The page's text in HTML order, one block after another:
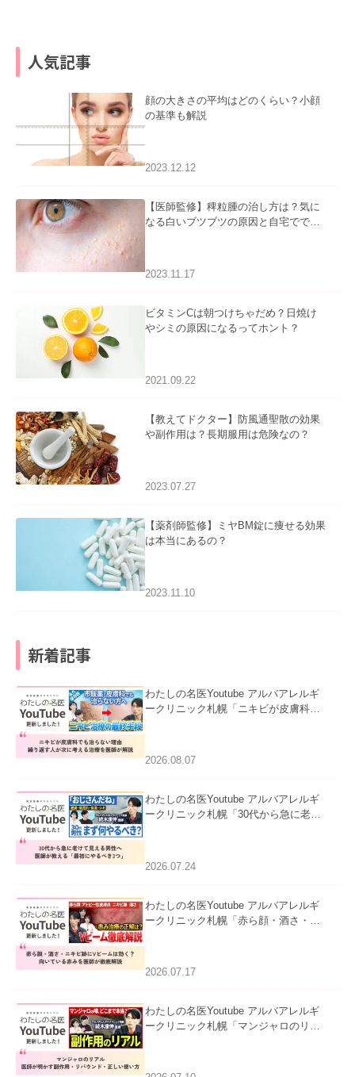
人気記事
顔の大きさの平均はどのくらい？小顔
の基準も解説
2023.12.12
【医師監修】稗粒腫の治し方は？気に
なる白いブツブツの原因と自宅ででき
2023.11.17
ビタミンCは朝つけちゃだめ？日焼け
やシミの原因になるってホント？
2021.09.22
【教えてドクター】防風通聖散の効果
や副作用は？長期服用は危険なの？
2023.07.27
【薬剤師監修】ミヤBM錠に痩せる効果
は本当にあるの？
2023.11.10
新着記事
わたしの名医Youtube アルバアレルギ
ークリニック札幌「ニキビが皮膚科で
ました。
2026.08.07
わたしの名医Youtube アルバアレルギ
ークリニック札幌「30代から急に老け
た。
2026.07.24
わたしの名医Youtube アルバアレルギ
ークリニック札幌「赤ら顔・酒さ・ニ
ました。
2026.07.17
わたしの名医Youtube アルバアレルギ
ークリニック札幌「マンジャロのリア
た。